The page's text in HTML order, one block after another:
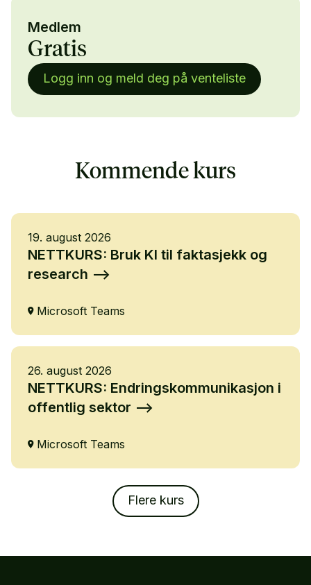
Medlem
Gratis
Logg inn og meld deg på venteliste
Kommende kurs
19. august 2026
NETTKURS: Bruk KI til faktasjekk og
research
Microsoft Teams
26. august 2026
NETTKURS: Endringskommunikasjon i
offentlig sektor
Microsoft Teams
Flere kurs